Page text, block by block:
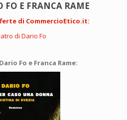
FO E FRANCA RAME
di CommercioEtico.it:
Fo e Franca Rame: